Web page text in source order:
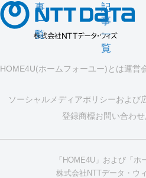
事
一
覧
記
事
一
覧
HOME4U(ホームフォーユー)とは運営
ソーシャルメディアポリシーおよび
登録商標お問い合わせ
「HOME4U」および「ホ
株式会社NTTデータ・ウ